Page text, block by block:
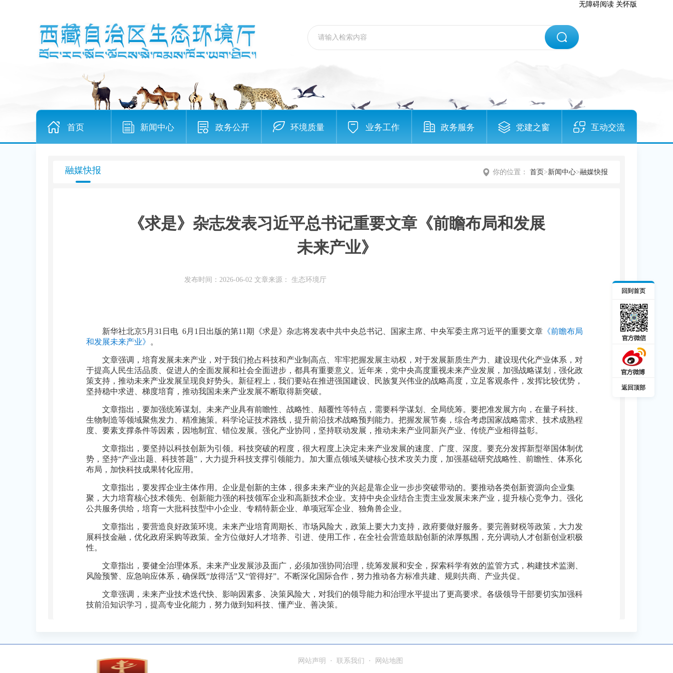
无障碍阅读 关怀版
首页 新闻中心 政务公开 环境质量 业务工作 政务服务 党建之窗 互动交流
回到首页
返回顶部
融媒快报 你的位置： 首页>新闻中心>融媒快报
《求是》杂志发表习近平总书记重要文章《前瞻布局和发展
未来产业》
发布时间：2026-06-02 文章来源： 生态环境厅
新华社北京5月31日电 6月1日出版的第11期《求是》杂志将发表中共中央总书记、国家主席、中央军委主席习近平的重要文章 《前瞻布局
和发展未来产业》
。
文章强调，培育发展未来产业，对于我们抢占科技和产业制高点、牢牢把握发展主动权，对于发展新质生产力、建设现代化产业体系，对
于提高人民生活品质、促进人的全面发展和社会全面进步，都具有重要意义。近年来，党中央高度重视未来产业发展，加强战略谋划，强化政
策支持，推动未来产业发展呈现良好势头。新征程上，我们要站在推进强国建设、民族复兴伟业的战略高度，立足客观条件，发挥比较优势，
坚持稳中求进、梯度培育，推动我国未来产业发展不断取得新突破。
文章指出，要加强统筹谋划。未来产业具有前瞻性、战略性、颠覆性等特点，需要科学谋划、全局统筹。要把准发展方向，在量子科技、
生物制造等领域聚焦发力、精准施策。科学论证技术路线，提升前沿技术战略预判能力。把握发展节奏，综合考虑国家战略需求、技术成熟程
度、要素支撑条件等因素，因地制宜、错位发展。强化产业协同，坚持联动发展，推动未来产业同新兴产业、传统产业相得益彰。
文章指出，要坚持以科技创新为引领。科技突破的程度，很大程度上决定未来产业发展的速度、广度、深度。要充分发挥新型举国体制优
势，坚持“产业出题、科技答题”，大力提升科技支撑引领能力。加大重点领域关键核心技术攻关力度，加强基础研究战略性、前瞻性、体系化
布局，加快科技成果转化应用。
文章指出，要发挥企业主体作用。企业是创新的主体，很多未来产业的兴起是靠企业一步步突破带动的。要推动各类创新资源向企业集
聚，大力培育核心技术领先、创新能力强的科技领军企业和高新技术企业。支持中央企业结合主责主业发展未来产业，提升核心竞争力。强化
公共服务供给，培育一大批科技型中小企业、专精特新企业、单项冠军企业、独角兽企业。
文章指出，要营造良好政策环境。未来产业培育周期长、市场风险大，政策上要大力支持，政府要做好服务。要完善财税等政策，大力发
展科技金融，优化政府采购等政策。全方位做好人才培养、引进、使用工作，在全社会营造鼓励创新的浓厚氛围，充分调动人才创新创业积极
性。
文章指出，要健全治理体系。未来产业发展涉及面广，必须加强协同治理，统筹发展和安全，探索科学有效的监管方式，构建技术监测、
风险预警、应急响应体系，确保既“放得活”又“管得好”。不断深化国际合作，努力推动各方标准共建、规则共商、产业共促。
文章强调，未来产业技术迭代快、影响因素多、决策风险大，对我们的领导能力和治理水平提出了更高要求。各级领导干部要切实加强科
技前沿知识学习，提高专业化能力，努力做到知科技、懂产业、善决策。
网站声明 · 联系我们 · 网站地图